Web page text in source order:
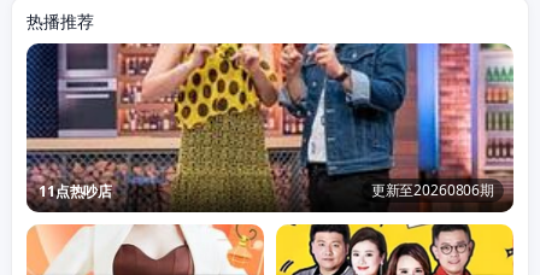
热播推荐
更新至20260806期
11点热吵店